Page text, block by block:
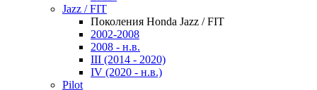
Jazz / FIT
Поколения Honda Jazz / FIT
2002-2008
2008 - н.в.
III (2014 - 2020)
IV (2020 - н.в.)
Pilot